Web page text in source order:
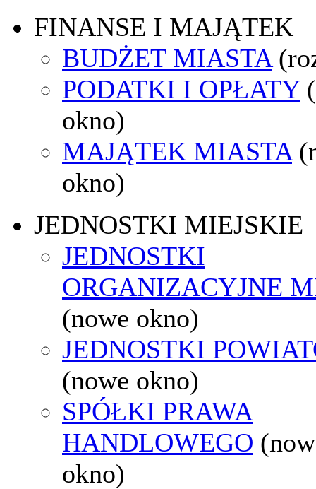
FINANSE I MAJĄTEK
BUDŻET MIASTA
PODATKI I OPŁATY
okno)
MAJĄTEK MIASTA
okno)
JEDNOSTKI MIEJSKIE
JEDNOSTKI
ORGANIZACYJNE
(nowe okno)
JEDNOSTKI
(nowe okno)
SPÓŁKI PRAWA
HANDLOWEGO
okno)